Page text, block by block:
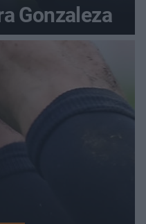
Gonzaleza